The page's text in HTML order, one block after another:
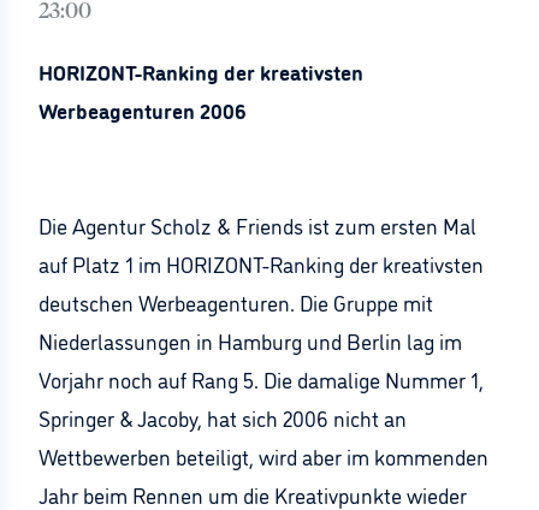
23:00
HORIZONT-Ranking der kreativsten
Werbeagenturen 2006
Die Agentur Scholz & Friends ist zum ersten Mal
auf Platz 1 im HORIZONT-Ranking der kreativsten
deutschen Werbeagenturen. Die Gruppe mit
Niederlassungen in Hamburg und Berlin lag im
Vorjahr noch auf Rang 5. Die damalige Nummer 1,
Springer & Jacoby, hat sich 2006 nicht an
Wettbewerben beteiligt, wird aber im kommenden
Jahr beim Rennen um die Kreativpunkte wieder